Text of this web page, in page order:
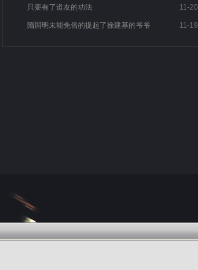
11-20
只要有了道友的功法
11-19
隋国明未能免俗的提起了徐建基的爷爷